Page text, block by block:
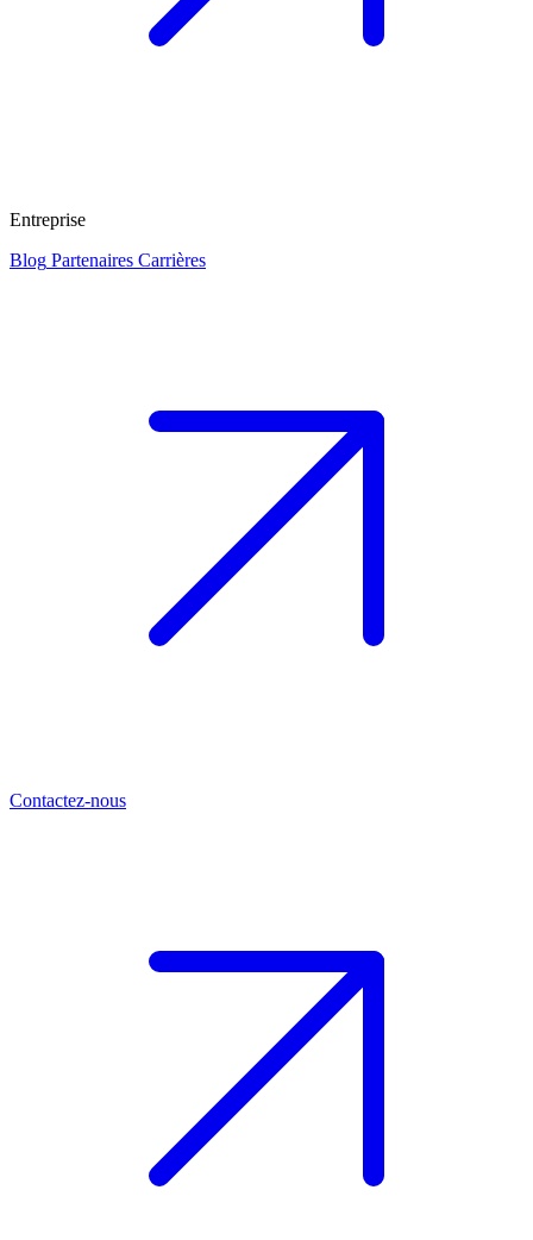
Entreprise
Blog Partenaires Carrières
Contactez-nous